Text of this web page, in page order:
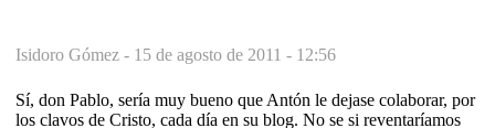
Isidoro Gómez - 15 de agosto de 2011 - 12:56
Sí, don Pablo, sería muy bueno que Antón le dejase colaborar, por
los clavos de Cristo, cada día en su blog. No se si reventaríamos